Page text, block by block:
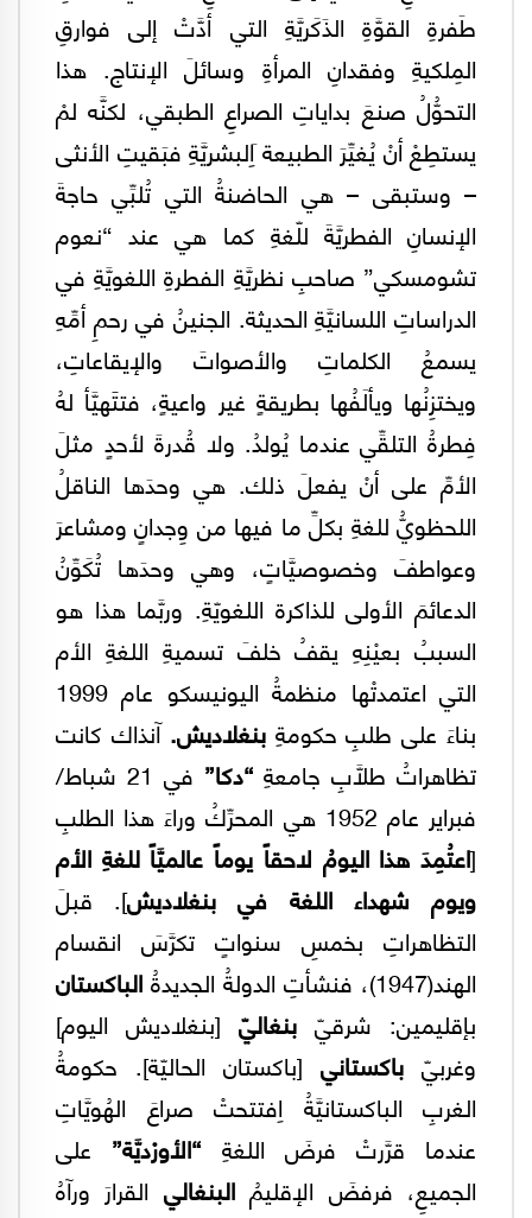
طَفرةِ القوَّةِ الذَكَريَّةِ التي أدَّتْ إلى فوارقِ
المِلكيةِ وفقدانِ المرأةِ وسائلَ الإنتاج. هذا
التحوُّلُ صنعَ بداياتِ الصراعِ الطبقي، لكنَّه لمْ
يستطِعْ أنْ يُغيِّرَ الطبيعة َاِلبشريَّةِ فبَقيتِ الأنثى
– وستبقى – هي الحاضنةُ التي تُلبِّي حاجةَ
الإنسانِ الفطريَّةَ للّغةِ كما هي عند “نعوم
تشومسكي” صاحبِ نظريَّةِ الفطرةِ اللغويَّةِ في
الدراساتِ اللسانيَّةِ الحديثة. الجنينُ في رحمِ أمِّهِ
يسمعُ الكلماتِ والأصواتَ والإيقاعاتِ،
ويختزِنُها ويألَفُها بطريقةٍ غير واعيةٍ، فتتََهيَّأ لهُ
فِطرةُ التلقِّي عندما يُولدُ. ولا قُدرةَ لأحدٍ مثلَ
الأمِّ على أنْ يفعلَ ذلك. هي وحدَها الناقلُ
اللحظويُّ للغةِ بكلِّ ما فيها من وِجدانٍ ومشاعرَ
وعواطفَ وخصوصيَّاتٍ، وهي وحدَها تُكَوِّنُ
الدعائمَ الأولى للذاكرة اللغويّةِ. وربَّما هذا هو
السببُ بعيْنِهِ يقفُ خلفَ تسميةِ اللغةِ الأم
التي اعتمدتْها منظمةُ اليونيسكو عام 1999
بناءَ على طلبِ حكومةِبنغلاديش.آنذاك كانت
تظاهراتُ طلَّابِ جامعةِ“دكا”
في 21 شباط/
فبراير عام 1952 هي المحرِّكُ وراءَ هذا الطلبِ
[اعتُمِدَ هذا اليومُ لاحقاً يوماً عالميَّاً للغةِ الأم
ويوم شهداء اللغة في بنغلاديش]. قبلَ
التظاهراتِ بخمسِ سنواتٍ تكرَّسَ انقسام
الهند(1947)، فنشأتِ الدولةُ الجديدةُ
الباكستان
بإقليمين: شرقيّ بنغاليّ [بنغلاديش اليوم]
وغربيّ باكستاني [باكستان الحاليّة]. حكومةُ
الغربِ الباكستانيَّةُ اِفتتحتْ صراعَ الهُويَّاتِ
عندما قرَّرتْ فرضَ اللغةِ “الأورْديَّة” على
الجميعِ، فرفضَ الإقليمُالبنغالي القرارَ ورآهُ